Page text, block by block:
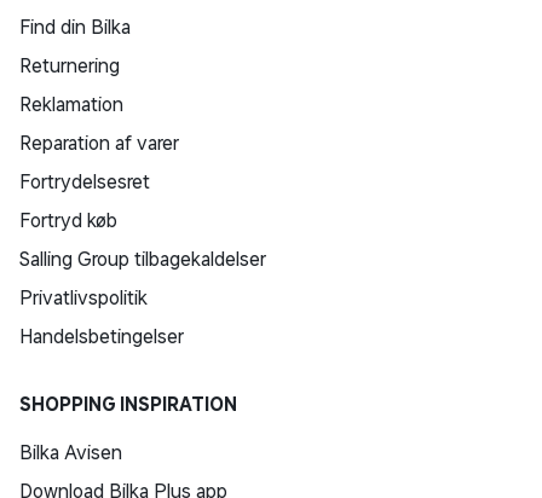
Find din Bilka
Returnering
Reklamation
Reparation af varer
Fortrydelsesret
Fortryd køb
Salling Group tilbagekaldelser
Privatlivspolitik
Handelsbetingelser
SHOPPING INSPIRATION
Bilka Avisen
Download Bilka Plus app